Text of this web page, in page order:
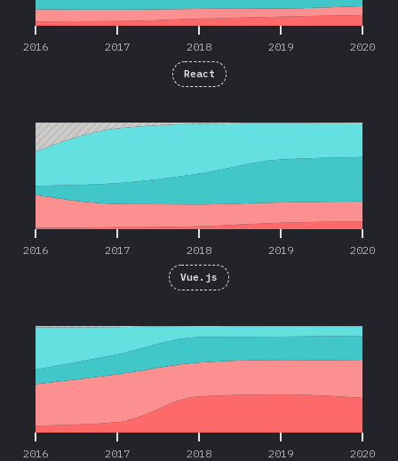
2016 2017 2018 2019 2020
React
2016 2017 2018 2019 2020
Vue.js
2016 2017 2018 2019 2020